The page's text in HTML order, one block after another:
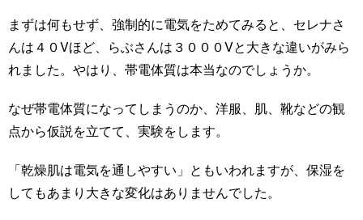
まずは何もせず、強制的に電気をためてみると、セレナさ
んは４０Vほど、らぶさんは３０００Vと大きな違いがみら
れました。やはり、帯電体質は本当なのでしょうか。
なぜ帯電体質になってしまうのか、洋服、肌、靴などの観
点から仮説を立てて、実験をします。
「乾燥肌は電気を通しやすい」ともいわれますが、保湿を
してもあまり大きな変化はありませんでした。